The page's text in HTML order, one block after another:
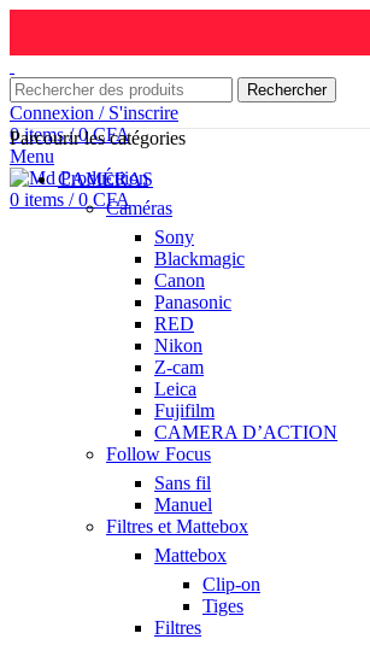
Rechercher
Connexion / S'inscrire
0items / 0CFA
Menu
0 items / 0 CFA
Parcourir les catégories
CAMÉRAS
Caméras
Sony
Blackmagic
Canon
Panasonic
RED
Nikon
Z-cam
Leica
Fujifilm
CAMERA D’ACTION
Follow Focus
Sans fil
Manuel
Filtres et Mattebox
Mattebox
Clip-on
Tiges
Filtres